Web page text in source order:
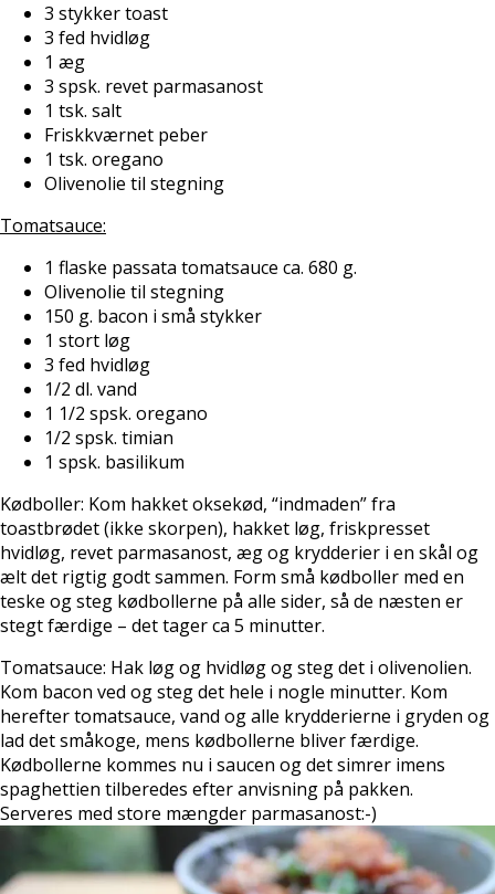
3 stykker toast
3 fed hvidløg
1 æg
3 spsk. revet parmasanost
1 tsk. salt
Friskkværnet peber
1 tsk. oregano
Olivenolie til stegning
Tomatsauce:
1 flaske passata tomatsauce ca. 680 g.
Olivenolie til stegning
150 g. bacon i små stykker
1 stort løg
3 fed hvidløg
1/2 dl. vand
1 1/2 spsk. oregano
1/2 spsk. timian
1 spsk. basilikum
Kødboller: Kom hakket oksekød, “indmaden” fra
toastbrødet (ikke skorpen), hakket løg, friskpresset
hvidløg, revet parmasanost, æg og krydderier i en skål og
ælt det rigtig godt sammen. Form små kødboller med en
teske og steg kødbollerne på alle sider, så de næsten er
stegt færdige – det tager ca 5 minutter.
Tomatsauce: Hak løg og hvidløg og steg det i olivenolien.
Kom bacon ved og steg det hele i nogle minutter. Kom
herefter tomatsauce, vand og alle krydderierne i gryden og
lad det småkoge, mens kødbollerne bliver færdige.
Kødbollerne kommes nu i saucen og det simrer imens
spaghettien tilberedes efter anvisning på pakken.
Serveres med store mængder parmasanost:-)